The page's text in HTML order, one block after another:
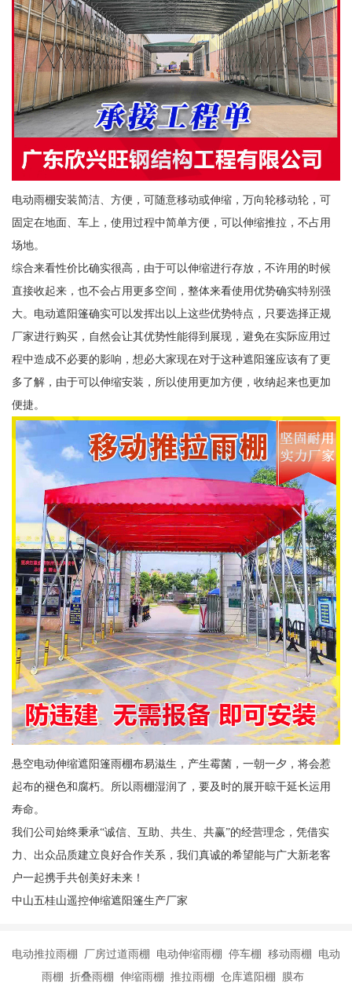
电动雨棚安装简洁、方便，可随意移动或伸缩，万向轮移动轮，可
固定在地面、车上，使用过程中简单方便，可以伸缩推拉，不占用
场地。
综合来看性价比确实很高，由于可以伸缩进行存放，不许用的时候
直接收起来，也不会占用更多空间，整体来看使用优势确实特别强
大。电动遮阳篷确实可以发挥出以上这些优势特点，只要选择正规
厂家进行购买，自然会让其优势性能得到展现，避免在实际应用过
程中造成不必要的影响，想必大家现在对于这种遮阳篷应该有了更
多了解，由于可以伸缩安装，所以使用更加方便，收纳起来也更加
便捷。
悬空电动伸缩遮阳篷雨棚布易滋生，产生霉菌，一朝一夕，将会惹
起布的褪色和腐朽。所以雨棚湿润了，要及时的展开晾干延长运用
寿命。
我们公司始终秉承“诚信、互助、共生、共赢”的经营理念，凭借实
力、出众品质建立良好合作关系，我们真诚的希望能与广大新老客
户一起携手共创美好未来！
中山五桂山遥控伸缩遮阳篷生产厂家
电动推拉雨棚 厂房过道雨棚 电动伸缩雨棚 停车棚 移动雨棚 电动
雨棚 折叠雨棚 伸缩雨棚 推拉雨棚 仓库遮阳棚 膜布